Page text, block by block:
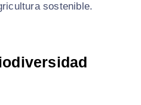
sostenible.